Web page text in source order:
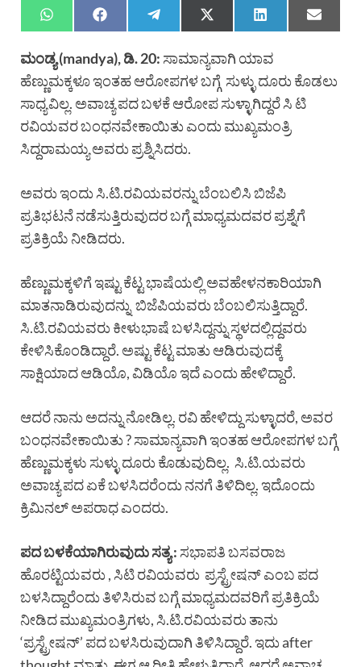
ಮಂಡ್ಯ (mandya), ಡಿ. 20: ಸಾಮಾನ್ಯವಾಗಿ ಯಾವ
ಹೆಣ್ಣುಮಕ್ಕಳೂ ಇಂತಹ ಆರೋಪಗಳ ಬಗ್ಗೆ ಸುಳ್ಳು ದೂರು ಕೊಡಲು
ಸಾಧ್ಯವಿಲ್ಲ. ಅವಾಚ್ಯ ಪದ ಬಳಕೆ ಆರೋಪ ಸುಳ್ಳಾಗಿದ್ದರೆ ಸಿ ಟಿ
ರವಿಯವರ ಬಂಧನವೇಕಾಯಿತು ಎಂದು ಮುಖ್ಯಮಂತ್ರಿ
ಸಿದ್ದರಾಮಯ್ಯ ಅವರು ಪ್ರಶ್ನಿಸಿದರು.
ಅವರು ಇಂದು ಸಿ.ಟಿ.ರವಿಯವರನ್ನು ಬೆಂಬಲಿಸಿ ಬಿಜೆಪಿ
ಪ್ರತಿಭಟನೆ ನಡೆಸುತ್ತಿರುವುದರ ಬಗ್ಗೆ ಮಾಧ್ಯಮದವರ ಪ್ರಶ್ನೆಗೆ
ಪ್ರತಿಕ್ರಿಯೆ ನೀಡಿದರು.
ಹೆಣ್ಣುಮಕ್ಕಳಿಗೆ ಇಷ್ಟು ಕೆಟ್ಟ ಭಾಷೆಯಲ್ಲಿ ಅವಹೇಳನಕಾರಿಯಾಗಿ
ಮಾತನಾಡಿರುವುದನ್ನು ಬಿಜೆಪಿಯವರು ಬೆಂಬಲಿಸುತ್ತಿದ್ದಾರೆ.
ಸಿ.ಟಿ.ರವಿಯವರು ಕೀಳುಭಾಷೆ ಬಳಸಿದ್ದನ್ನು ಸ್ಥಳದಲ್ಲಿದ್ದವರು
ಕೇಳಿಸಿಕೊಂಡಿದ್ದಾರೆ. ಅಷ್ಟು ಕೆಟ್ಟ ಮಾತು ಆಡಿರುವುದಕ್ಕೆ
ಸಾಕ್ಷಿಯಾದ ಆಡಿಯೊ, ವಿಡಿಯೊ ಇದೆ ಎಂದು ಹೇಳಿದ್ದಾರೆ.
ಆದರೆ ನಾನು ಅದನ್ನು ನೋಡಿಲ್ಲ. ರವಿ ಹೇಳಿದ್ದು ಸುಳ್ಳಾದರೆ, ಅವರ
ಬಂಧನವೇಕಾಯಿತು ? ಸಾಮಾನ್ಯವಾಗಿ ಇಂತಹ ಆರೋಪಗಳ ಬಗ್ಗೆ
ಹೆಣ್ಣುಮಕ್ಕಳು ಸುಳ್ಳು ದೂರು ಕೊಡುವುದಿಲ್ಲ. ಸಿ.ಟಿ.ಯವರು
ಅವಾಚ್ಯ ಪದ ಏಕೆ ಬಳಸಿದರೆಂದು ನನಗೆ ತಿಳಿದಿಲ್ಲ. ಇದೊಂದು
ಕ್ರಿಮಿನಲ್ ಅಪರಾಧ ಎಂದರು.
ಪದ ಬಳಕೆಯಾಗಿರುವುದು ಸತ್ಯ : ಸಭಾಪತಿ ಬಸವರಾಜ
ಹೊರಟ್ಟಿಯವರು , ಸಿಟಿ ರವಿಯವರು ಪ್ರಸ್ಟ್ರೇಷನ್ ಎಂಬ ಪದ
ಬಳಸಿದ್ದಾರೆಂದು ತಿಳಿಸಿರುವ ಬಗ್ಗೆ ಮಾಧ್ಯಮದವರಿಗೆ ಪ್ರತಿಕ್ರಿಯೆ
ನೀಡಿದ ಮುಖ್ಯಮಂತ್ರಿಗಳು, ಸಿ.ಟಿ.ರವಿಯವರು ತಾನು
‘ಪ್ರಸ್ಟ್ರೇಷನ್’ ಪದ ಬಳಸಿರುವುದಾಗಿ ತಿಳಿಸಿದ್ದಾರೆ. ಇದು after